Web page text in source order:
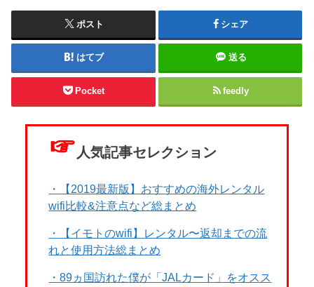
ポスト シェア
はてブ 送る
Pocket feedly
☞ 人気記事セレクション
・【2019最新版】おすすめの海外レンタル
wifi比較&注意点など総まとめ
・【イモトのwifi】レンタル〜返却までの流
れと使用方法総まとめ
・89ヵ国訪れた僕が「JALカード」をオスス